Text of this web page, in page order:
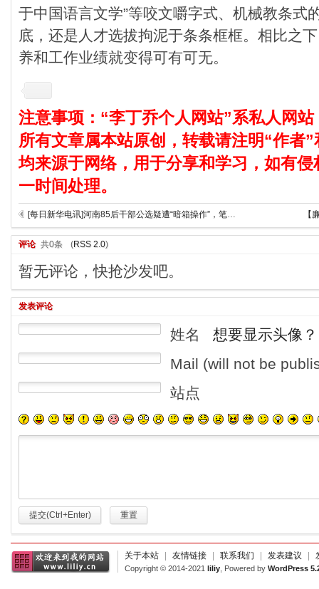
于中国语言文学”等咬文嚼字式、机械教条式
底，还是人才选拔拘泥于条条框框。相比之
养和工作业绩就变得可有可无。
注意事项：“李丁乔个人网站”系私人网
所有文章属本站原创，转载请注明“作者
均来源于网络，用于分享和学习，如有
一时间处理。
[每日新华电讯]河南85后干部公选疑遭“暗箱操作”，笔试面试均第一却被刷 【
评论 共0条 (RSS 2.0)
暂无评论，快抢沙发吧。
发表评论
姓名
想要显示头像？
Mail (will not be
站点
提交(Ctrl+Enter) 重置
关于本站 友情链接 联系我们 发表建议
Copyright © 2014-2021 liliy , Powered by WordPress